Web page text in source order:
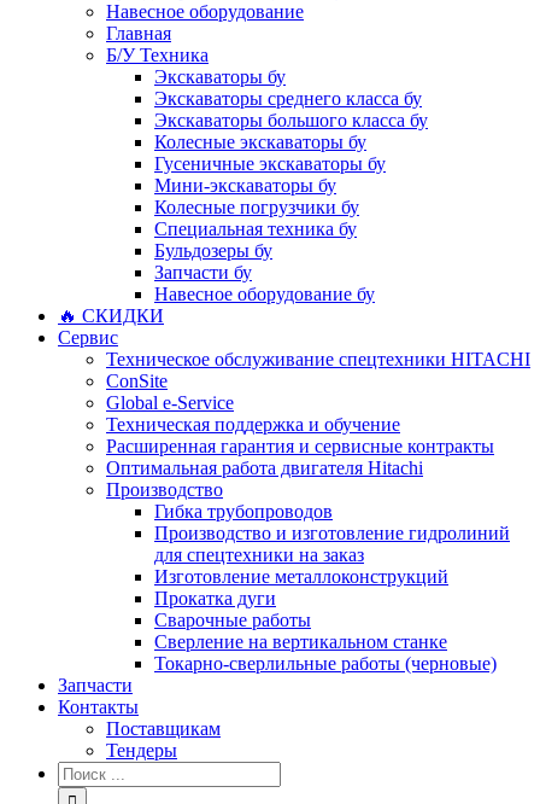
Навесное оборудование
Главная
Б/У Техника
Экскаваторы бу
Экскаваторы среднего класса бу
Экскаваторы большого класса бу
Колесные экскаваторы бу
Гусеничные экскаваторы бу
Мини-экскаваторы бу
Колесные погрузчики бу
Специальная техника бу
Бульдозеры бу
Запчасти бу
Навесное оборудование бу
🔥 СКИДКИ
Сервис
Техническое обслуживание спецтехники HITACHI
ConSite
Global e-Service
Техническая поддержка и обучение
Расширенная гарантия и сервисные контракты
Оптимальная работа двигателя Hitachi
Производство
Гибка трубопроводов
Производство и изготовление гидролиний
для спецтехники на заказ
Изготовление металлоконструкций
Прокатка дуги
Сварочные работы
Сверление на вертикальном станке
Токарно-сверлильные работы (черновые)
Запчасти
Контакты
Поставщикам
Тендеры
Результат
поиска: